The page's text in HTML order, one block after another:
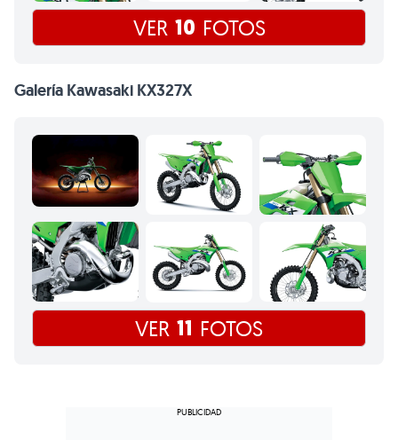
VER 10 FOTOS
Galería Kawasaki KX327X
VER 11 FOTOS